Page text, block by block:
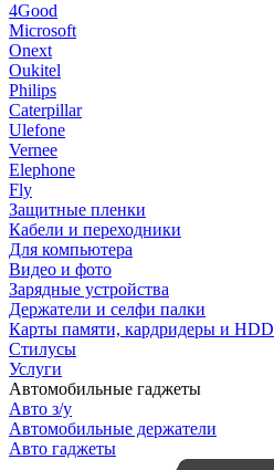
4Good
Microsoft
Onext
Oukitel
Philips
Caterpillar
Ulefone
Vernee
Elephone
Fly
Защитные пленки
Кабели и переходники
Для компьютера
Видео и фото
Зарядные устройства
Держатели и селфи палки
Карты памяти, кардридеры и HDD
Стилусы
Услуги
Автомобильные гаджеты
Авто з/у
Автомобильные держатели
Авто гаджеты